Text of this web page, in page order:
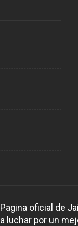
Pagina oficial de
a luchar por un